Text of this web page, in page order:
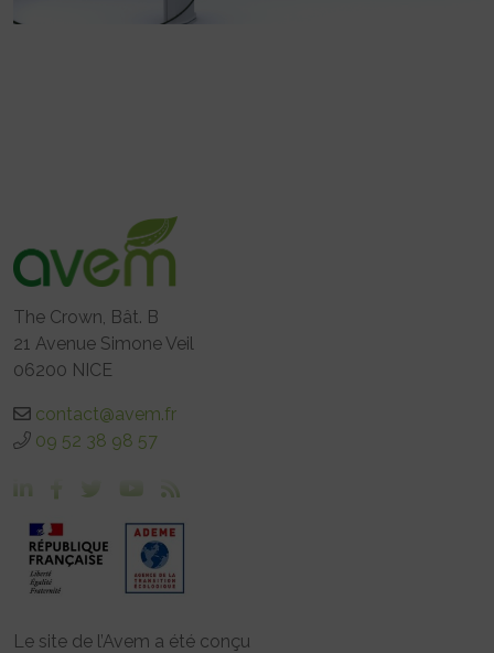
The Crown, Bât. B
21 Avenue Simone Veil
06200 NICE
contact@avem.fr
09 52 38 98 57
Le site de l’Avem a été conçu